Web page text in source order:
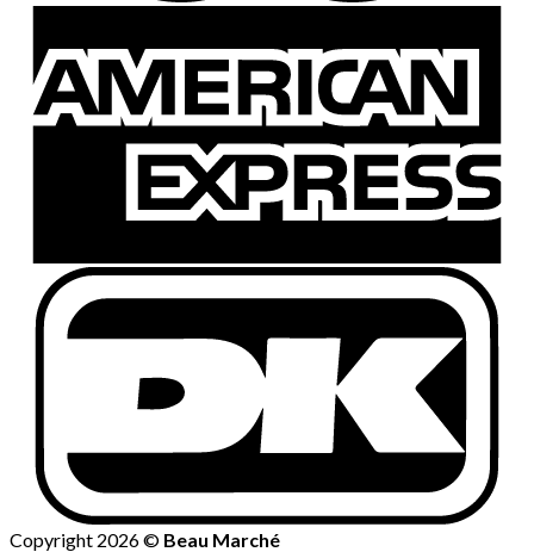
Copyright 2026 © Beau Marché